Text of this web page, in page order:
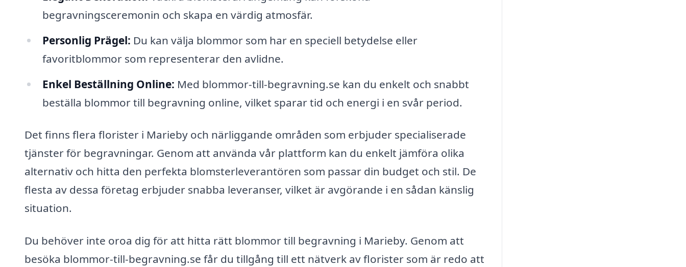
begravningsceremonin och skapa en värdig atmosfär.
Personlig Prägel: Du kan välja blommor som har en speciell betydelse eller
favoritblommor som representerar den avlidne.
Enkel Beställning Online: Med blommor-till-begravning.se kan du enkelt och snabbt
beställa blommor till begravning online, vilket sparar tid och energi i en svår period.
Det finns flera florister i Marieby och närliggande områden som erbjuder specialiserade
tjänster för begravningar. Genom att använda vår plattform kan du enkelt jämföra olika
alternativ och hitta den perfekta blomsterleverantören som passar din budget och stil. De
flesta av dessa företag erbjuder snabba leveranser, vilket är avgörande i en sådan känslig
situation.
Du behöver inte oroa dig för att hitta rätt blommor till begravning i Marieby. Genom att
besöka blommor-till-begravning.se får du tillgång till ett nätverk av florister som är redo att